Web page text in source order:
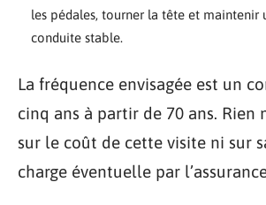
les pédales, tourner la tête et maintenir
conduite stable.
La fréquence envisagée est un
cinq ans à partir de 70 ans. Rien
sur le coût de cette visite ni sur
charge éventuelle par